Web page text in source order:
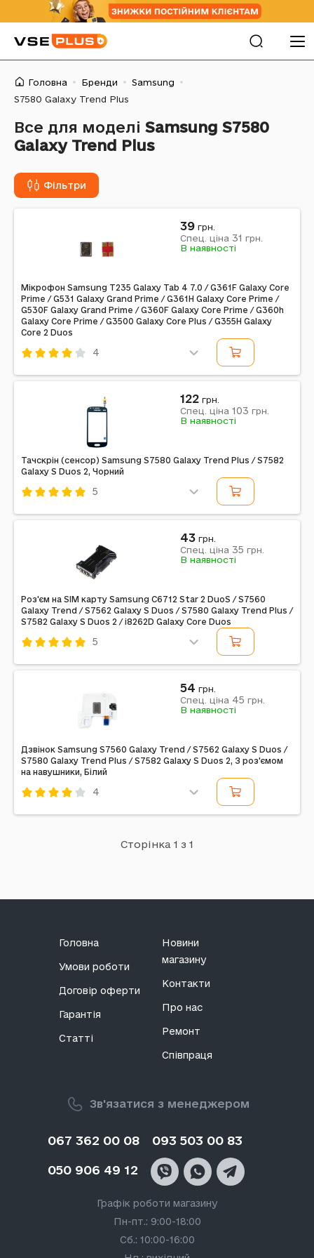
Головна Бренди
Samsung
S7580 Galaxy Trend Plus
Все для моделі Samsung S7580
Galaxy Trend Plus
Фільтри
Мікрофон Samsung T235 Galaxy Tab 4 7.0 / G361F Galaxy Core
Prime / G531 Galaxy Grand Prime / G361H Galaxy Core Prime /
G530F Galaxy Grand Prime / G360F Galaxy Core Prime / G360h
Galaxy Core Prime / G3500 Galaxy Core Plus / G355H Galaxy
Core 2 Duos
4
39 грн.
Спец. ціна 31 грн.
В наявності
Тачскрін (сенсор) Samsung S7580 Galaxy Trend Plus / S7582
Galaxy S Duos 2, Чорний
5
122 грн.
Спец. ціна 103 грн.
В наявності
Роз'єм на SIM карту Samsung C6712 Star 2 DuoS / S7560
Galaxy Trend / S7562 Galaxy S Duos / S7580 Galaxy Trend Plus /
S7582 Galaxy S Duos 2 / i8262D Galaxy Core Duos
5
43 грн.
Спец. ціна 35 грн.
В наявності
Дзвінок Samsung S7560 Galaxy Trend / S7562 Galaxy S Duos /
S7580 Galaxy Trend Plus / S7582 Galaxy S Duos 2, З роз'ємом
на навушники, Білий
4
54 грн.
Спец. ціна 45 грн.
В наявності
Сторінка 1 з 1
Зв'язатися з менеджером
067 362 00 08 093 503 00 83
050 906 49 12
Графік роботи магазину
Пн-пт.: 9:00-18:00
Сб.: 10:00-16:00
Головна
Умови роботи
Договір оферти
Гарантія
Статті
Новини
магазину
Контакти
Про нас
Ремонт
Співпраця